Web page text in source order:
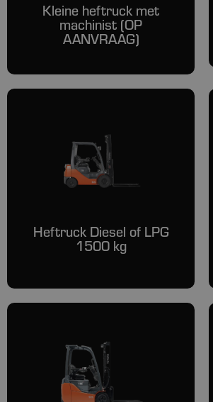
Kleine heftruck met
machinist (OP
AANVRAAG)
Heftruck Diesel of LPG
1500 kg